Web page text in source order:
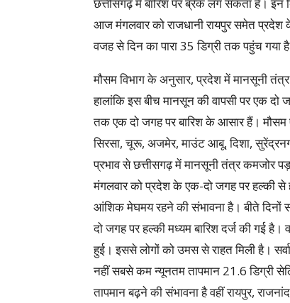
आज मंगलवार को राजधानी रायपुर समेत
वजह से दिन का पारा 35 डिग्री तक पहुंच गया
मौसम विभाग के अनुसार, प्रदेश में मानसूनी
हालांकि इस बीच मानसून की वापसी पर एक दो
तक एक दो जगह पर बारिश के आसार हैं। मौसम
सिरसा, चूरू, अजमेर, माउंट आबू, दिशा,
प्रभाव से छत्तीसगढ़ में मानसूनी तंत्र कमजोर
मंगलवार को प्रदेश के एक-दो जगह पर हल्की से
आंशिक मेघमय रहने की संभावना है। बीते दिनों
दो जगह पर हल्की मध्यम बारिश दर्ज की गई
हुई। इससे लोगों को उमस से राहत मिली है।
नहीं सबसे कम न्यूनतम तापमान 21.6 डिग्री
तापमान बढ़ने की संभावना है वहीं रायपुर,